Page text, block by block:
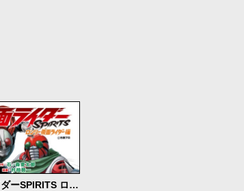
新仮面ライダーSPIRITS ロンリー仮面ライダー編